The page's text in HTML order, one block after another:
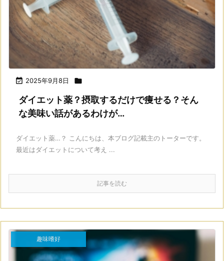
 2025年9月8日 
ダイエット薬？摂取するだけで痩せる？そん
な美味い話があるわけが…
ダイエット薬…？ こんにちは、本ブログ記載主のトーターです。
最近はダイエットについて考え ...
記事を読む
趣味嗜好